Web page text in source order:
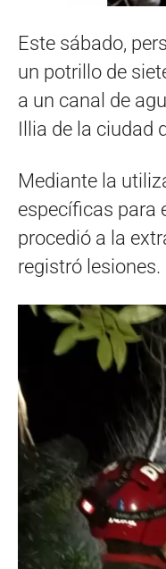
Este sábado,
un potrillo de
a un canal de
Illia de la ciudad
Mediante la
específicas para
procedió a la
registró lesiones.
Reproductor
vídeo